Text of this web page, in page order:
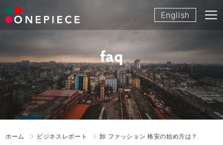
Skip
to
English
faq
ホーム ビジネスレポート 卸 ファッション 格安の始め方は？